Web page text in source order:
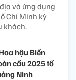
và ứng dụng
Chí Minh kỳ
khách.
hậu Biển
cầu 2025 tổ
Ninh